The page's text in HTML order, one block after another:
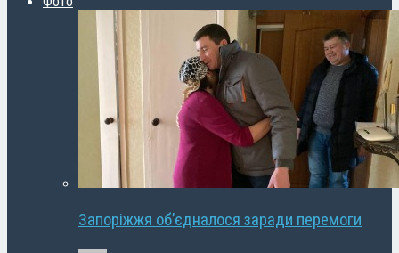
Запоріжжя об’єдналося заради перемоги